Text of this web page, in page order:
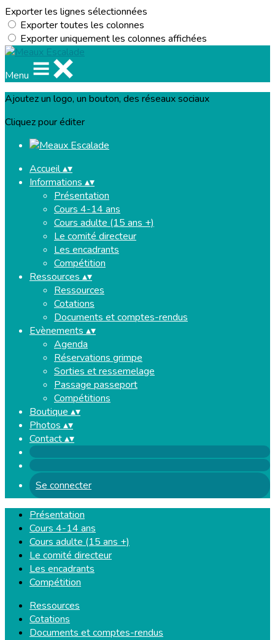
Exporter les lignes sélectionnées
Exporter toutes les colonnes
Exporter uniquement les colonnes affichées
Menu
Ajoutez un logo, un bouton, des réseaux sociaux
Cliquez pour éditer
Accueil▴▾
Informations ▴▾
Présentation
Cours 4-14 ans
Cours adulte (15 ans +)
Le comité directeur
Les encadrants
Compétition
Ressources ▴▾
Ressources
Cotations
Documents et comptes-rendus
Evènements ▴▾
Agenda
Réservations grimpe
Sorties et ressemelage
Passage passeport
Compétitions
Boutique ▴▾
Photos ▴▾
Contact▴▾
Se connecter
Présentation
Cours 4-14 ans
Cours adulte (15 ans +)
Le comité directeur
Les encadrants
Compétition
Ressources
Cotations
Documents et comptes-rendus